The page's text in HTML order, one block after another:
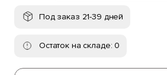
Под заказ 21-39 дней
Остаток на складе: 0